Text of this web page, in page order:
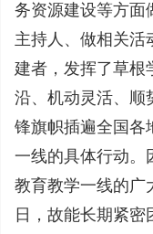
务资源建设等方面
主持人、做相关活
建者，发挥了草根
沿、机动灵活、顺
锋旗帜插遍全国各
一线的具体行动。
教育教学一线的广
日，故能长期紧